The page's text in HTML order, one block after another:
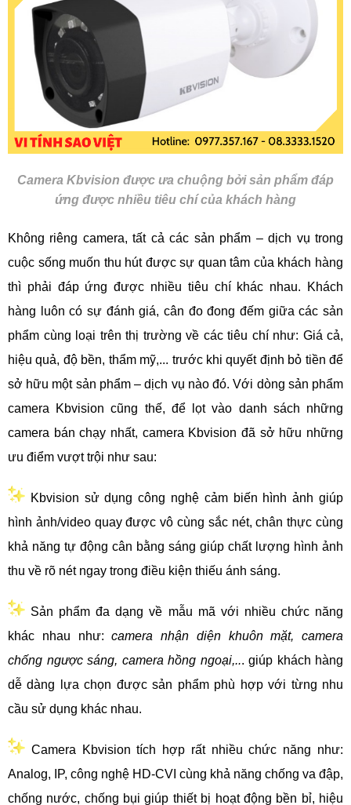
Camera Kbvision được ưa chuộng bởi sản phẩm đáp
ứng được nhiều tiêu chí của khách hàng
Không riêng camera, tất cả các sản phẩm – dịch vụ trong
cuộc sống muốn thu hút được sự quan tâm của khách hàng
thì phải đáp ứng được nhiều tiêu chí khác nhau. Khách
hàng luôn có sự đánh giá, cân đo đong đếm giữa các sản
phẩm cùng loại trên thị trường về các tiêu chí như: Giá cả,
hiệu quả, độ bền, thẩm mỹ,... trước khi quyết định bỏ tiền để
sở hữu một sản phẩm – dịch vụ nào đó. Với dòng sản phẩm
camera Kbvision cũng thế, để lọt vào danh sách những
camera bán chạy nhất, camera Kbvision đã sở hữu những
ưu điểm vượt trội như sau:
Kbvision sử dụng công nghệ cảm biến hình ảnh giúp
hình ảnh/video quay được vô cùng sắc nét, chân thực cùng
khả năng tự động cân bằng sáng giúp chất lượng hình ảnh
thu về rõ nét ngay trong điều kiện thiếu ánh sáng.
Sản phẩm đa dạng về mẫu mã với nhiều chức năng
khác nhau như:camera nhận diện khuôn mặt, camera
chống ngược sáng, camera hồng ngoại,... giúp khách hàng
dễ dàng lựa chọn được sản phẩm phù hợp với từng nhu
cầu sử dụng khác nhau.
Camera Kbvision tích hợp rất nhiều chức năng như:
Analog, IP, công nghệ HD-CVI cùng khả năng chống va đập,
chống nước, chống bụi giúp thiết bị hoạt động bền bỉ, hiệu